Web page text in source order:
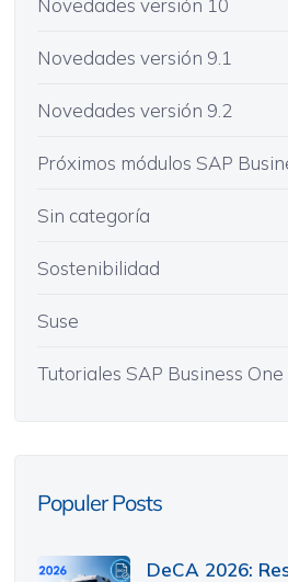
Novedades versión 9.1
Novedades versión 9.2
Próximos módulos SAP
Sin categoría
Sostenibilidad
Suse
Tutoriales SAP Business One
Populer Posts
DeCA 2026: